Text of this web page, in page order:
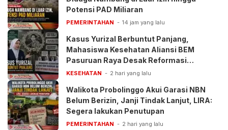
Potensi PAD Miliaran
PEMERINTAHAN 14 jam yang lalu
Kasus Yurizal Berbuntut Panjang,
Mahasiswa Kesehatan Aliansi BEM
Pasuruan Raya Desak Reformasi
Pelayanan BPJS
KESEHATAN 2 hari yang lalu
Walikota Probolinggo Akui Garasi NBN
Belum Berizin, Janji Tindak Lanjut, LIRA:
Segera lakukan Penutupan
PEMERINTAHAN 2 hari yang lalu